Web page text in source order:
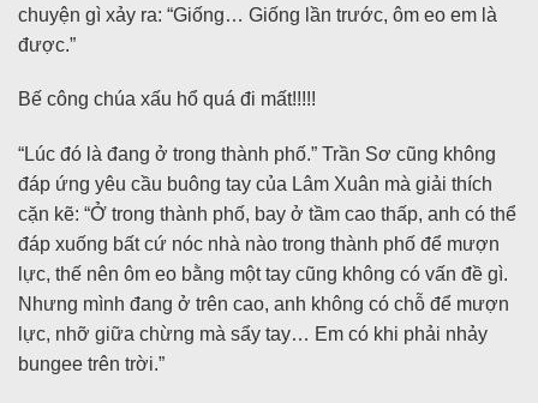
chuyện gì xảy ra: “Giống… Giống lần trước, ôm eo em là
được.”
Bế công chúa xấu hổ quá đi mất!!!!!
“Lúc đó là đang ở trong thành phố.” Trần Sơ cũng không
đáp ứng yêu cầu buông tay của Lâm Xuân mà giải thích
cặn kẽ: “Ở trong thành phố, bay ở tầm cao thấp, anh có thể
đáp xuống bất cứ nóc nhà nào trong thành phố để mượn
lực, thế nên ôm eo bằng một tay cũng không có vấn đề gì.
Nhưng mình đang ở trên cao, anh không có chỗ để mượn
lực, nhỡ giữa chừng mà sẩy tay… Em có khi phải nhảy
bungee trên trời.”